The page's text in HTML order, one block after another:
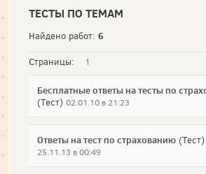
ТЕСТЫ ПО ТЕМАМ
Найдено работ: 6
Страницы: 1
Бесплатные ответы на тесты по
(Тест) 02.01.10 в 21:23
Ответы на тест по страхованию (Тест)
25.11.13 в 00:49